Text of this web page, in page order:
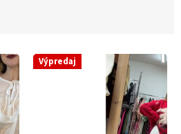
Výpredaj